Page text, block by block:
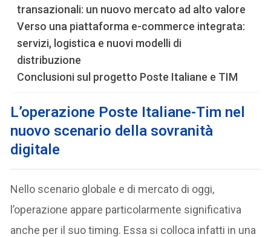
transazionali: un nuovo mercato ad alto valore
Verso una piattaforma e-commerce integrata:
servizi, logistica e nuovi modelli di
distribuzione
Conclusioni sul progetto Poste Italiane e TIM
L’operazione Poste Italiane-Tim nel
nuovo scenario della sovranità
digitale
Nello scenario globale e di mercato di oggi,
l’operazione appare particolarmente significativa
anche per il suo timing. Essa si colloca infatti in una